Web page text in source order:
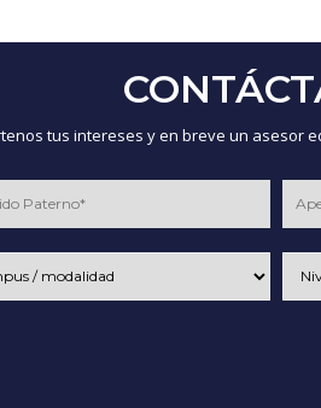
tus intereses y en breve un asesor